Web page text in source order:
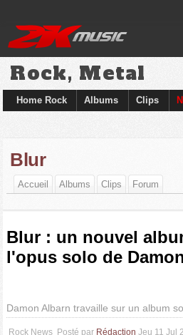
Rock, Metal
Home Rock Albums Clips
Blur
Accueil Albums Clips Forum
Blur : un nouvel
l'opus solo de
Damon Albarn travaille sur un album
Rock News Posté par Rédaction Jeu 11 Jul